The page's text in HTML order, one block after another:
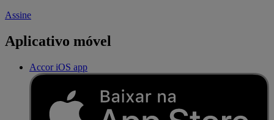
Assine
Aplicativo móvel
Accor iOS app